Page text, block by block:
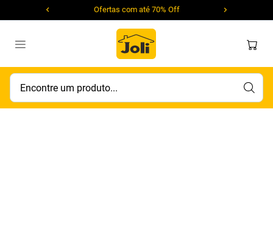
Ofertas com até 70% Off
Encontre um produto...